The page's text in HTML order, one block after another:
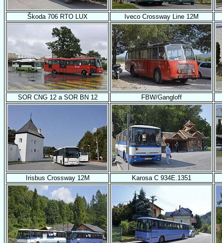
Škoda 706 RTO LUX Iveco Crossway Line 12M
SOR CNG 12 a SOR BN 12 FBW/Gangloff
Irisbus Crossway 12M Karosa C 934E.1351